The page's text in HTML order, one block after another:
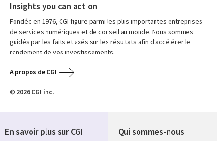
Insights you can act on
Fondée en 1976, CGI figure parmi les plus importantes entreprises
de services numériques et de conseil au monde. Nous sommes
guidés par les faits et axés sur les résultats afin d’accélérer le
rendement de vos investissements.
A propos de CGI
© 2026 CGI inc.
Qui sommes-nous
En savoir plus sur CGI